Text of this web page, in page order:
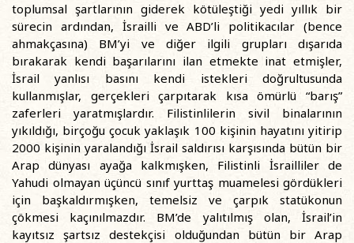
toplumsal şartlarının giderek kötüleştiği yedi yıllık bir
sürecin ardından, İsrailli ve ABD’li politikacılar (bence
ahmakçasına) BM’yi ve diğer ilgili grupları dışarıda
bırakarak kendi başarılarını ilan etmekte inat etmişler,
İsrail yanlısı basını kendi istekleri doğrultusunda
kullanmışlar, gerçekleri çarpıtarak kısa ömürlü “barış”
zaferleri yaratmışlardır. Filistinlilerin sivil binalarının
yıkıldığı, birçoğu çocuk yaklaşık 100 kişinin hayatını yitirip
2000 kişinin yaralandığı İsrail saldırısı karşısında bütün bir
Arap dünyası ayağa kalkmışken, Filistinli İsrailliler de
Yahudi olmayan üçüncü sınıf yurttaş muamelesi gördükleri
için başkaldırmışken, temelsiz ve çarpık statükonun
çökmesi kaçınılmazdır. BM’de yalıtılmış olan, İsrail’in
kayıtsız şartsız destekçisi olduğundan bütün bir Arap